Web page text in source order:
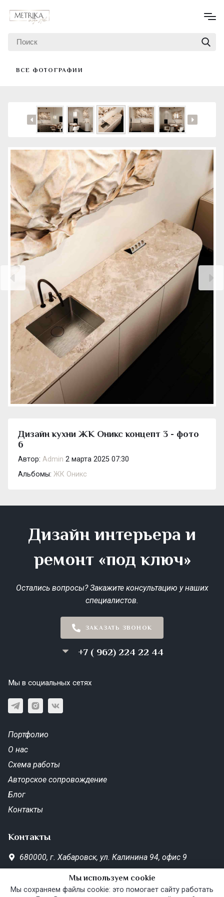
ВСЕ ФОТОГРАФИИ
Дизайн кухни ЖК Оникс концепт 3 - фото
6
Автор: Admin 2 марта 2025 07:30
Альбомы: ЖК Оникс
Дизайн интерьера и
ремонт «под ключ»
Остались вопросы? Закажите консультацию у наших
специалистов.
ЗАКАЗАТЬ ЗВОНОК
+7 ( 962) 224 22 44
Мы в социальных сетях
Портфолио
О нас
Схема работы
Авторское сопровождение
Блог
Контакты
Контакты
680000, г. Хабаровск, ул. Калинина 94, офис 9
Пн—Пт 10:00–19:00
Мы используем cookie
Мы сохраняем файлы cookie: это помогает сайту работать